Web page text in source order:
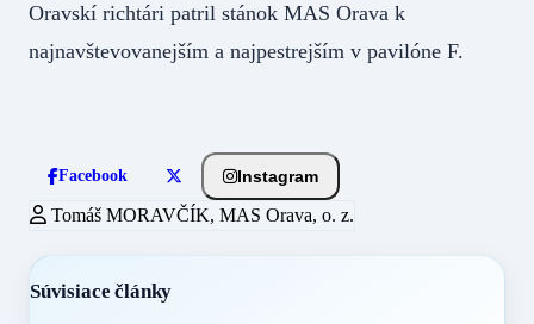
Oravskí richtári patril stánok MAS Orava k
najnavštevovanejším a najpestrejším v pavilóne F.
Facebook Instagram
Tomáš MORAVČÍK, MAS Orava, o. z.
Súvisiace články